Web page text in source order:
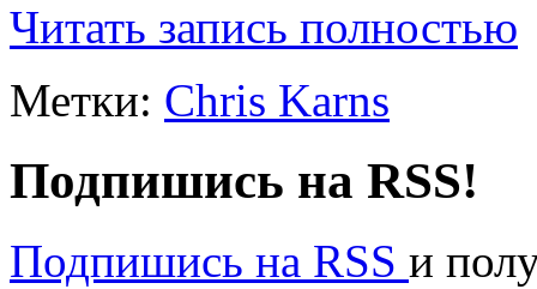
Читать запись полностью
Метки: Chris Karns
Подпишись на RSS!
Подпишись на RSS и